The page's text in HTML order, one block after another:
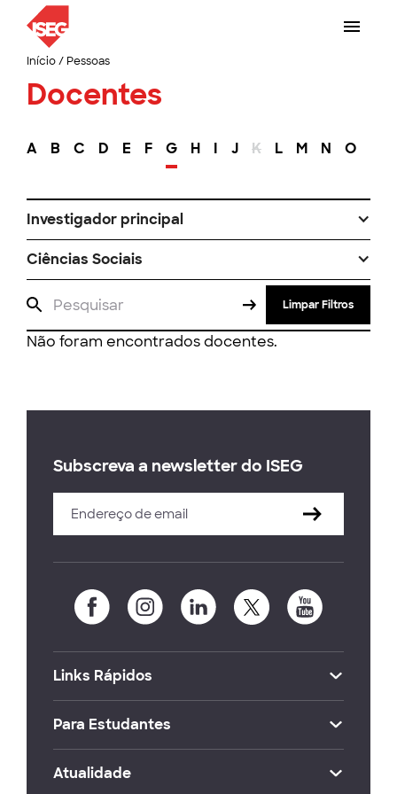
Início/ Pessoas
Docentes
A B C D E F G H I J K L M N O
Investigador principal
Ciências Sociais
Limpar Filtros
Não foram encontrados docentes.
Subscreva a newsletter do ISEG
Links Rápidos
Para Estudantes
Atualidade